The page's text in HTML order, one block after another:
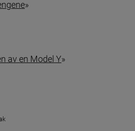
»
av en Model Y»